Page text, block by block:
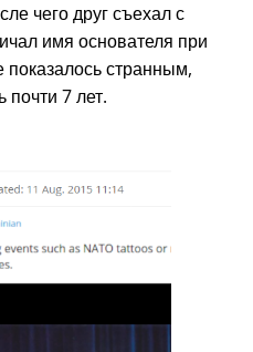
чего друг съехал с
имя основателя при
показалось странным,
почти 7 лет.